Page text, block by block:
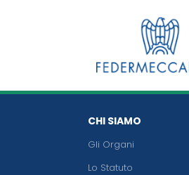
CHI SIAMO
Gli Organi
Lo Statuto